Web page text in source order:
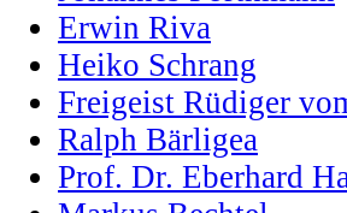
Erwin Riva
Heiko Schrang
Freigeist Rüdiger
Ralph Bärligea
Prof. Dr. Eberhard